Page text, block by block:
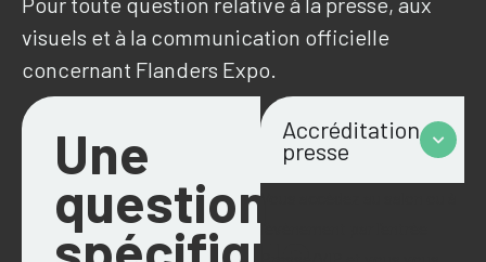
visuels et à la communication officielle
concernant Flanders Expo.
Une
question
Accréditation
presse